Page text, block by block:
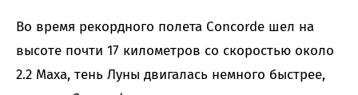
Во время рекордного полета Concorde шел на
высоте почти 17 километров со скоростью около
2.2 Маха, тень Луны двигалась немного быстрее,